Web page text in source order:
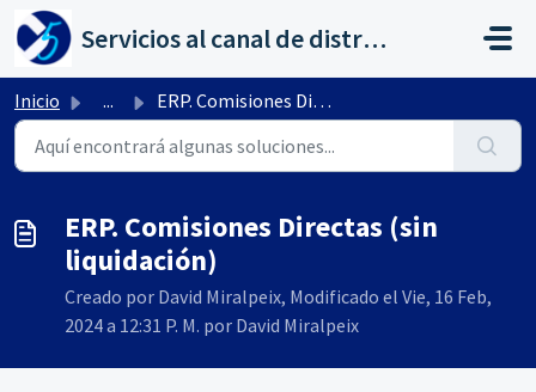
Saltar al contenido principal
Servicios al canal de distribución de AHORA
Inicio ... ERP. Comisiones Directas (sin liquidación)
ERP. Comisiones Directas (sin
liquidación)
Creado por David Miralpeix, Modificado el Vie, 16 Feb,
2024 a 12:31 P. M. por David Miralpeix